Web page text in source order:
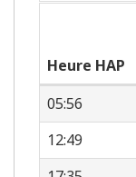
Heure HAP
05:56
12:49